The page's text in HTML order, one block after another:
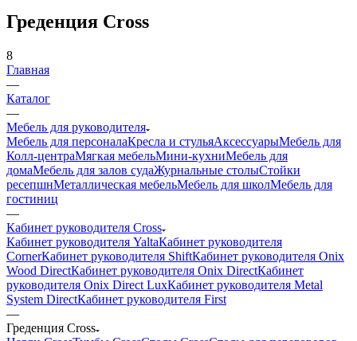
Греденция Cross
8
Главная
—
Каталог
—
Мебель для руководителя
Мебель для персоналаКресла и стульяАксессуарыМебель для
Колл-центраМягкая мебельМини-кухниМебель для
домаМебель для залов судаЖурнальные столыСтойки
ресепшнМеталлическая мебельМебель для школМебель для
гостиниц
—
Кабинет руководителя Cross
Кабинет руководителя YaltaКабинет руководителя
CornerКабинет руководителя ShiftКабинет руководителя Onix
Wood DirectКабинет руководителя Onix DirectКабинет
руководителя Onix Direct LuxКабинет руководителя Metal
System DirectКабинет руководителя First
—
Греденция Cross